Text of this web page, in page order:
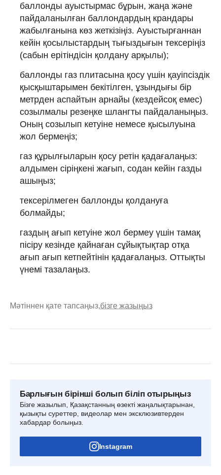
баллонды ауыстырмас бұрын, жаңа және
пайдаланылған баллондардың крандары
жабылғанына көз жеткізіңіз. Ауыстырғаннан
кейін қосылыстардың тығыздығын тексеріңіз
(сабын ерітіндісін қолдану арқылы);
баллонды газ плитасына қосу үшін қауіпсіздік
қысқыштарымен бекітілген, ұзындығы бір
метрден аспайтын арнайы (кездейсоқ емес)
созылмалы резеңке шлангты пайдаланыңыз.
Оның созылып кетуіне немесе қысылуына
жол бермеңіз;
газ құрылғыларын қосу ретін қадағалаңыз:
алдымен сіріңкені жағып, содан кейін газды
ашыңыз;
тексерілмеген баллонды қолдануға
болмайды;
газдың ағып кетуіне жол бермеу үшін тамақ
пісіру кезінде қайнаған сұйықтықтар отқа
ағып ағып кетпейтінін қадағалаңыз. Оттықты
үнемі тазалаңыз.
Мәтіннен қате тапсаңыз,бізге жазыңыз
Барлығын бірінші болып біліп отырыңыз
Бізге жазылып, Қазақстанның өзекті жаңалықтарынан,
қызықты суреттер, видеолар мен эксклюзивтерден
хабардар болыңыз.
Instagram